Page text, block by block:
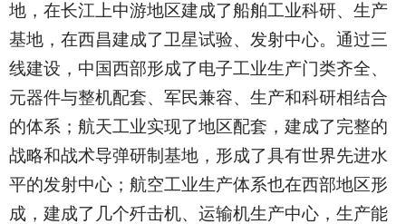
地，在长江上中游地区建成了船舶工业科研、生产
基地，在西昌建成了卫星试验、发射中心。通过三
线建设，中国西部形成了电子工业生产门类齐全、
元器件与整机配套、军民兼容、生产和科研相结合
的体系；航天工业实现了地区配套，建成了完整的
战略和战术导弹研制基地，形成了具有世界先进水
平的发射中心；航空工业生产体系也在西部地区形
成，建成了几个歼击机、运输机生产中心，生产能